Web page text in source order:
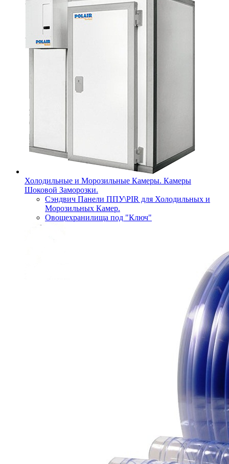
Холодильные и Морозильные Камеры. Камеры
Шоковой Заморозки.
Сэндвич Панели ППУ\PIR для Холодильных и
Морозильных Камер.
Овощехранилища под "Ключ"